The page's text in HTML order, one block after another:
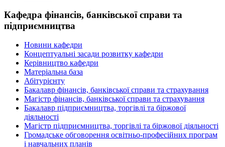
Кафедра фінансів, банківської справи та
підприємництва
Новини кафедри
Концептуальні засади розвитку кафедри
Керівництво кафедри
Матеріальна база
Абітурієнту
Бакалавр фінансів, банківської справи та страхування
Магістр фінансів, банківської справи та страхування
Бакалавр підприємництва, торгівлі та біржової
діяльності
Магістр підприємництва, торгівлі та біржової діяльності
Громадське обговорення освітньо-професійних програм
і навчальних планів